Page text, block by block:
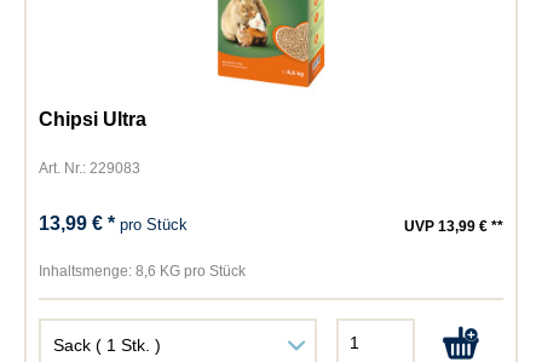
Chipsi Ultra
Art. Nr.: 229083
13,99 € *pro Stück UVP 13,99 € **
Inhaltsmenge: 8,6 KG pro Stück